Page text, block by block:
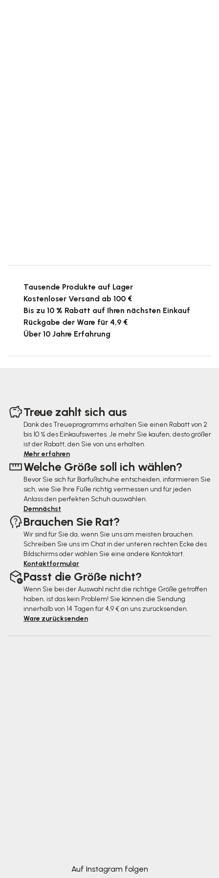
Tausende Produkte auf Lager
Kostenloser Versand ab 100 €
Bis zu 10 % Rabatt auf Ihren nächsten Einkauf
Rückgabe der Ware für 4,9 €
Über 10 Jahre Erfahrung
Treue zahlt sich aus
Dank des Treueprogramms erhalten Sie einen Rabatt von 2
bis 10 % des Einkaufswertes. Je mehr Sie kaufen, desto größer
ist der Rabatt, den Sie von uns erhalten.
Mehr erfahren
Welche Größe soll ich wählen?
Bevor Sie sich für Barfußschuhe entscheiden, informieren Sie
sich, wie Sie Ihre Füße richtig vermessen und für jeden
Anlass den perfekten Schuh auswählen.
Demnächst
Brauchen Sie Rat?
Wir sind für Sie da, wenn Sie uns am meisten brauchen.
Schreiben Sie uns im Chat in der unteren rechten Ecke des
Bildschirms oder wählen Sie eine andere Kontaktart.
Kontaktformular
Passt die Größe nicht?
Wenn Sie bei der Auswahl nicht die richtige Größe getroffen
haben, ist das kein Problem! Sie können die Sendung
innerhalb von 14 Tagen für 4,9 € an uns zurücksenden.
Ware zurücksenden
Auf Instagram folgen